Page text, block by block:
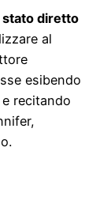
stato diretto
al
esibendo
recitando